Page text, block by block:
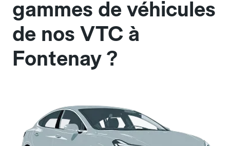
gammes de véhicules
de nos VTC à
Fontenay ?